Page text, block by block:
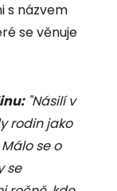
s názvem
se věnuje
"Násilí v
rodin jako
se o
se